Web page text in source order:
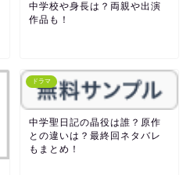
中学校や身長は？両親や出演
作品も！
ドラマ
中学聖日記の晶役は誰？原作
との違いは？最終回ネタバレ
もまとめ！